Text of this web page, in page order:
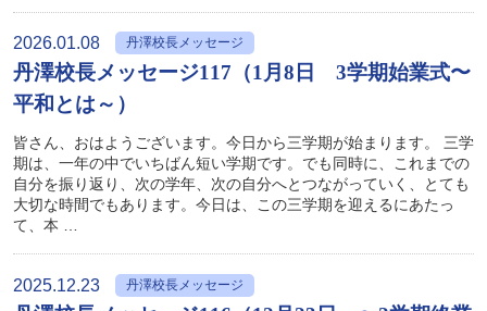
2026.01.08 丹澤校長メッセージ
丹澤校長メッセージ117（1月8日 3学期始業式〜
平和とは～）
皆さん、おはようございます。今日から三学期が始まります。 三学
期は、一年の中でいちばん短い学期です。でも同時に、これまでの
自分を振り返り、次の学年、次の自分へとつながっていく、とても
大切な時間でもあります。今日は、この三学期を迎えるにあたっ
て、本 …
2025.12.23 丹澤校長メッセージ